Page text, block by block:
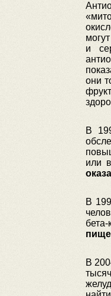
и
они
В
или
В
В